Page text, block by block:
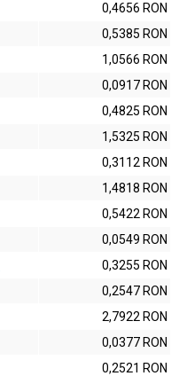
0,4656 RON
0,5385 RON
1,0566 RON
0,0917 RON
0,4825 RON
1,5325 RON
0,3112 RON
1,4818 RON
0,5422 RON
0,0549 RON
0,3255 RON
0,2547 RON
2,7922 RON
0,0377 RON
0,2521 RON